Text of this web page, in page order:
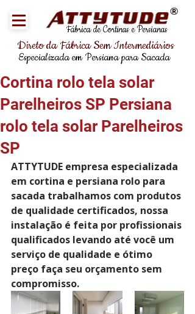
Fábrica de Cortinas e Persianas
®
Direto da Fábrica Sem Intermediários
Especializada em Persiana para Sacada
Cortina rolo tela solar
Parelheiros SP Persiana
rolo tela solar Parelheiros
SP
ATTYTUDE empresa especializada
em cortina e persiana rolo para
sacada trabalhamos com produtos
de qualidade certificados, nossa
instalação é feita por profissionais
qualificados levando até você um
serviço de qualidade e ótimo
preço faça seu orçamento sem
compromisso.